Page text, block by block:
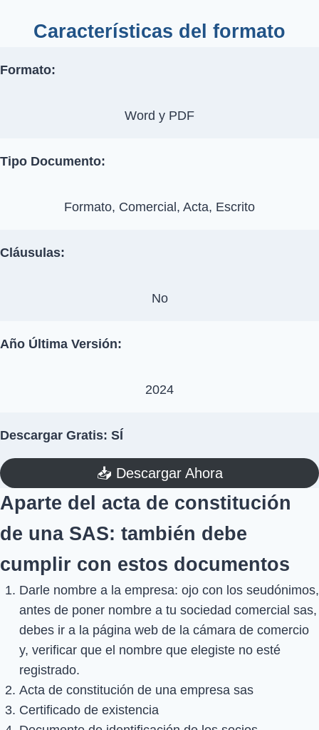
Características del formato
Formato:
Word y PDF
Tipo Documento:
Formato, Comercial, Acta, Escrito
Cláusulas:
No
Año Última Versión:
2024
Descargar Gratis: SÍ
📥​ Descargar Ahora
Aparte del acta de constitución
de una SAS: también debe
cumplir con estos documentos
Darle nombre a la empresa: ojo con los seudónimos,
antes de poner nombre a tu sociedad comercial sas,
debes ir a la página web de la cámara de comercio
y, verificar que el nombre que elegiste no esté
registrado.
Acta de constitución de una empresa sas
Certificado de existencia